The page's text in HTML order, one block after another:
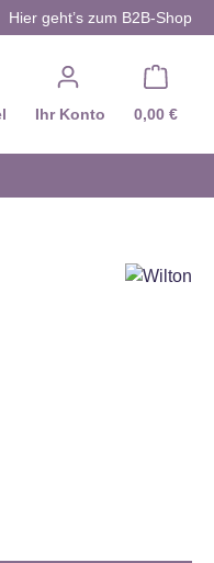
Hier geht’s zum B2B-Shop
Du hast 0 Produkte auf
Ihr Konto 0,00 €